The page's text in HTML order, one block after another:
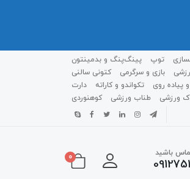
توپ
پینگ‌پنگ و بدمينتون
بازی و سرگرمی
کتونی سالنی
پیاده روی تکواندو و کاراته
دارت
ورزشی طناب ورزشی کوهنوردی
باشید 0